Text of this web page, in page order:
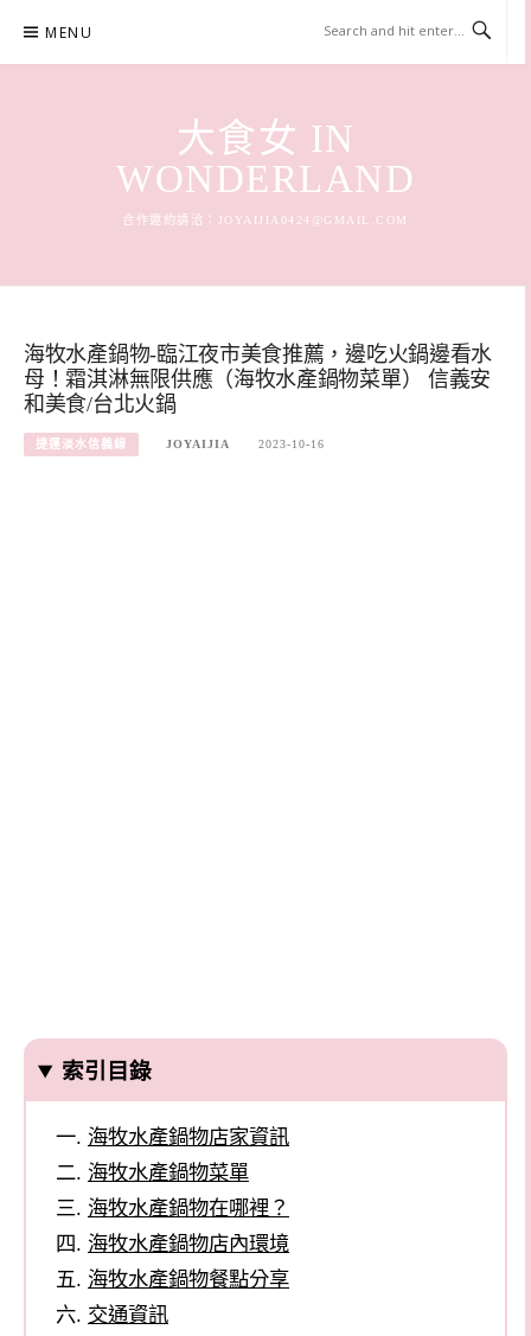
content
MENU
大食女 IN
WONDERLAND
合作邀約請洽： JOYAIJIA0424@GMAIL.COM
海牧水產鍋物-臨江夜市美食推薦，邊吃火鍋邊看水
母！霜淇淋無限供應（海牧水產鍋物菜單） 信義安
和美食/台北火鍋
捷運淡水信義線 JOYAIJIA 2023-10-16
索引目錄
海牧水產鍋物店家資訊
海牧水產鍋物菜單
海牧水產鍋物在哪裡？
海牧水產鍋物店內環境
海牧水產鍋物餐點分享
交通資訊